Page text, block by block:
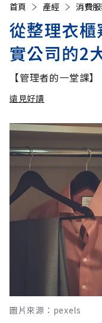
首頁 產經 消費
從整理衣
實公司的2
【管理者的一堂課】
遠見好讀
圖片來源：pexels